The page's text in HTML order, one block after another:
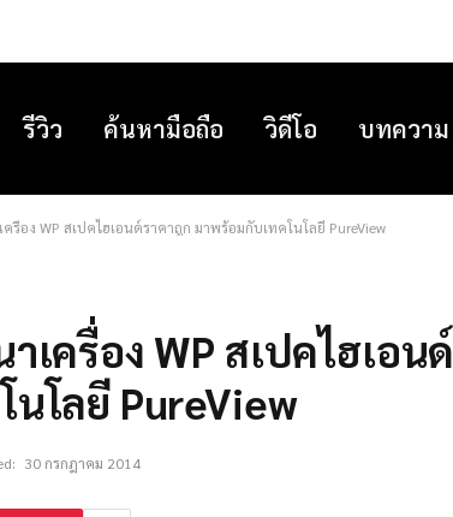
รีวิว ค้นหามือถือ วิดีโอ บทความ
อง WP สเปคไฮเอนด์ราคาถูก มาพร้อมกับเทคโนโลยี PureView
ครื่อง WP สเปคไฮเอนด์
โลยี PureView
30 กรกฎาคม 2014